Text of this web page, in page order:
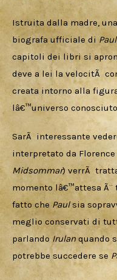
Istruita dalla madre, una
biografa ufficiale di
capitoli dei libri si
deve a lei la velocitÃ
creata intorno alla
lâ€™universo
SarÃ  interessante
interpretato da Florence
Midsommar) verrÃ
momento lâ€™attesa
fatto che Paul sia
meglio conservati di
parlando Irulan quando
potrebbe succedere se